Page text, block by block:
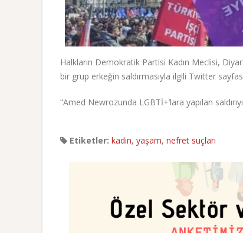
Halkların Demokratik Partisi Kadın Meclisi,
bir grup erkeğin saldırmasıyla ilgili Twitter
“Amed Newrozunda LGBTİ+’lara yapılan
Etiketler: kadın, yaşam, nefret suçları